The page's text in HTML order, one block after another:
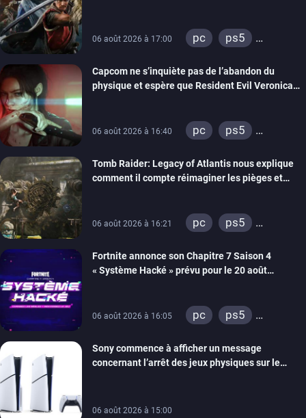
06 août 2026 à 17:00 pc
ps5
switch 2
Capcom ne s’inquiète pas de l’abandon du
physique et espère que Resident Evil Veronica
06 août 2026 à 16:40 pc
ps5
switch 2
Tomb Raider: Legacy of Atlantis nous explique
comment il compte réimaginer les pièges et
06 août 2026 à 16:21 pc
ps5
switch 2
Fortnite annonce son Chapitre 7 Saison 4
« Système Hacké » prévu pour le 20 août
06 août 2026 à 16:05 pc
ps5
switch
ios
android
ps4
Sony commence à afficher un message
concernant l’arrêt des jeux physiques sur le
06 août 2026 à 15:00